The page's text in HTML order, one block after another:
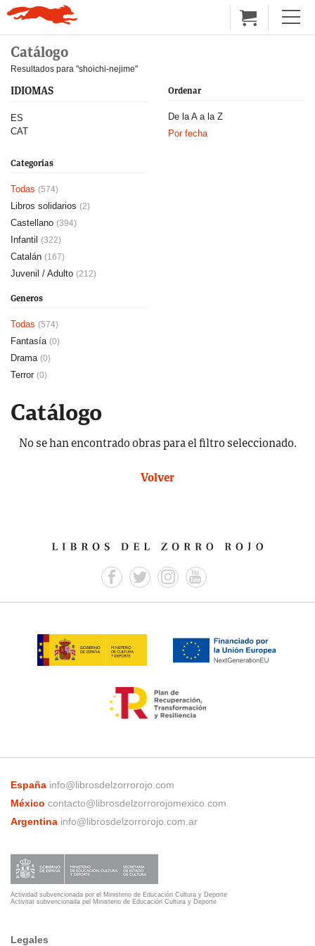
Catálogo
Resultados para "shoichi-nejime"
Ordenar
De la A a la Z
Por fecha
IDIOMAS
ES
CAT
Categorías
Todas (574)
Libros solidarios (2)
Castellano (394)
Infantil (322)
Catalán (167)
Juvenil / Adulto (212)
Generos
Todas (574)
Fantasía (0)
Drama (0)
Terror (0)
Catálogo
No se han encontrado obras para el filtro seleccionado.
Volver
España info@librosdelzorrorojo.com
México contacto@librosdelzorrorojomexico.com
Argentina info@librosdelzorrorojo.com.ar
Actividad subvencionada por el Ministerio de Educación Cultura y Deporte
Activitat subvencionada pel Ministerio de Educación Cultura y Deporte
Legales